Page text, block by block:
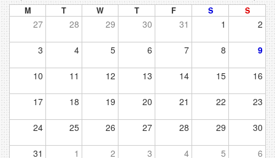
M T W T F S S
27 28 29 30 31 1 2
3 4 5 6 7 8 9
10 11 12 13 14 15 16
17 18 19 20 21 22 23
24 25 26 27 28 29 30
31 1 2 3 4 5 6